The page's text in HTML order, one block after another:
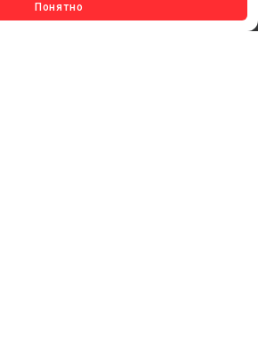
Понятно
ИНСТРУМЕНТ